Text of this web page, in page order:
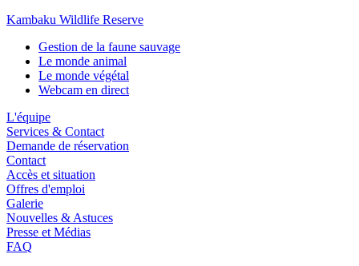
Kambaku Wildlife Reserve
Gestion de la faune sauvage
Le monde animal
Le monde végétal
Webcam en direct
L'équipe
Services & Contact
Demande de réservation
Contact
Accès et situation
Offres d'emploi
Galerie
Nouvelles & Astuces
Presse et Médias
FAQ